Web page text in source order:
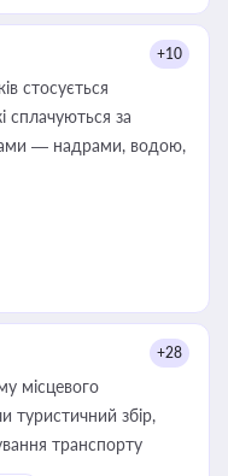
+10
стосується
сплачуються за
— надрами, водою,
+28
місцевого
туристичний збір,
плату за земельні ділянки, за паркування транспорту